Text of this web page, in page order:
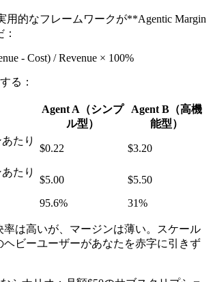
用的なフレームワークが**Agentic Margin
- Cost) / Revenue × 100%
る：
Agent A（シンプ
ル型）
Agent B（高機
能型）
たり
$0.22 $3.20
たり
$5.00
$5.50
95.6% 31%
率は高いが、マージンは薄い。スケール
ヘビーユーザーがあなたを赤字に引きず